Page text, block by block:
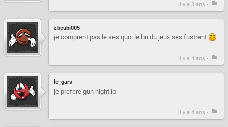
il y a 3 ans -
zbeubi005
je comprent pas le ses quoi le bu du jeux ses fustrent
il y a 4 ans -
le_gars
je prefere gun night.io
il y a 4 ans -